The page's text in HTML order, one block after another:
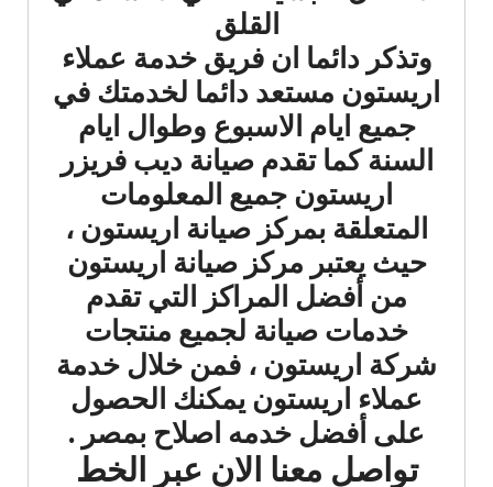
القلق
وتذكر دائما ان فريق خدمة عملاء
اريستون مستعد دائما لخدمتك في
جميع ايام الاسبوع وطوال ايام
السنة كما تقدم صيانة ديب فريزر
اريستون جميع المعلومات
المتعلقة بمركز صيانة اريستون ،
حيث يعتبر مركز صيانة اريستون
من أفضل المراكز التي تقدم
خدمات صيانة لجميع منتجات
شركة اريستون ، فمن خلال خدمة
عملاء اريستون يمكنك الحصول
على أفضل خدمه اصلاح بمصر .
تواصل معنا الان عبر الخط